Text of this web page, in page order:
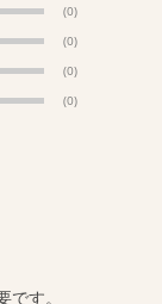
(0)
(0)
(0)
(0)
です。